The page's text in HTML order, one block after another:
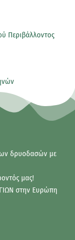
Περιβάλλοντος
δρυοδασών με
μας!
στην Ευρώπη